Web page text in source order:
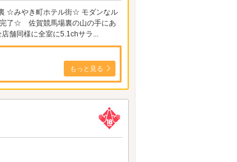
☆みやき町ホテル街☆ モダンなル
完了☆ 佐賀競馬場裏の山の手にあ
舗同様に全室に5.1chサラ...
もっと見る